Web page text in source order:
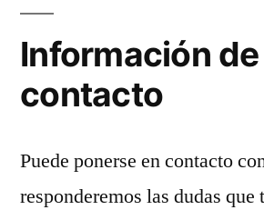
Información de
contacto
Puede ponerse en contacto
responderemos las dudas que